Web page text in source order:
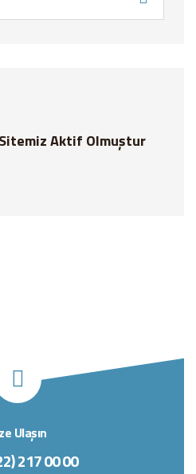
Aktif Olmuştur
Ulaşın
217 00 00